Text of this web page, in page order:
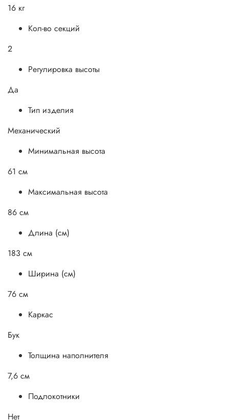
16 кг
Кол-во секций
2
Регулировка высоты
Да
Тип изделия
Механический
Минимальная высота
61 см
Максимальная высота
86 см
Длина (см)
183 см
Ширина (см)
76 см
Каркас
Бук
Толщина наполнителя
7,6 см
Подлокотники
Нет